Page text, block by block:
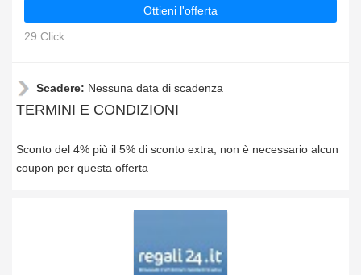
Ottieni l'offerta
29 Click
Scadere: Nessuna data di scadenza
TERMINI E CONDIZIONI
Sconto del 4% più il 5% di sconto extra, non è necessario alcun
coupon per questa offerta